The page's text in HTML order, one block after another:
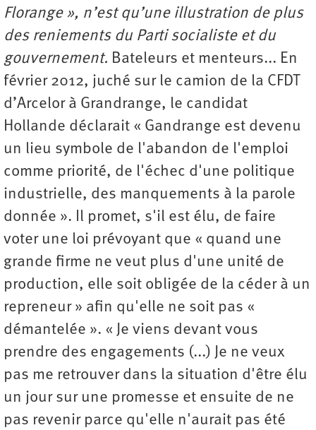
Florange », n’est qu’une illustration de plus
des reniements du Parti socialiste et du
gouvernement. Bateleurs et menteurs... En
février 2012, juché sur le camion de la CFDT
d’Arcelor à Grandrange, le candidat
Hollande déclarait « Gandrange est devenu
un lieu symbole de l'abandon de l'emploi
comme priorité, de l'échec d'une politique
industrielle, des manquements à la parole
donnée ». Il promet, s'il est élu, de faire
voter une loi prévoyant que « quand une
grande firme ne veut plus d'une unité de
production, elle soit obligée de la céder à un
repreneur » afin qu'elle ne soit pas «
démantelée ». « Je viens devant vous
prendre des engagements (...) Je ne veux
pas me retrouver dans la situation d'être élu
un jour sur une promesse et ensuite de ne
pas revenir parce qu'elle n'aurait pas été